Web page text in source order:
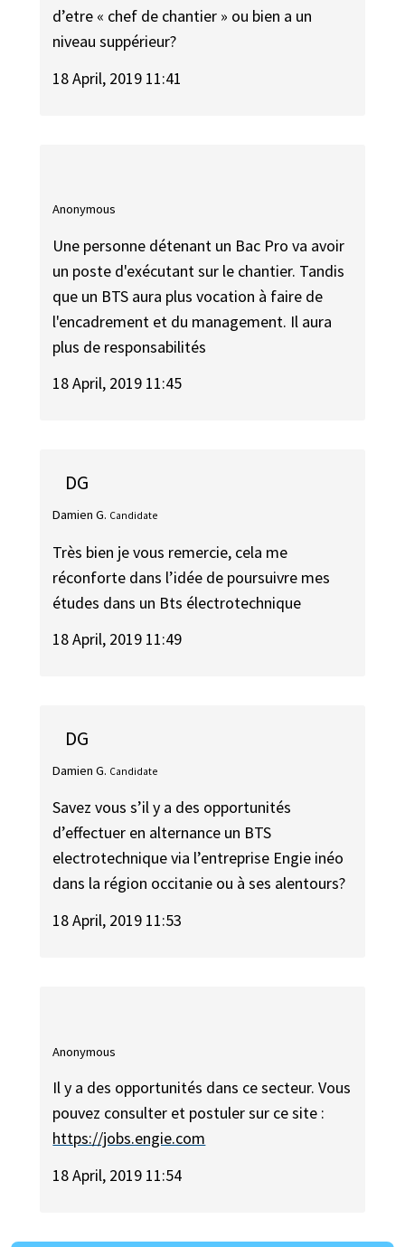
d’etre « chef de chantier » ou bien a un
niveau suppérieur?
18 April, 2019 11:41
Anonymous
Une personne détenant un Bac Pro va avoir
un poste d'exécutant sur le chantier. Tandis
que un BTS aura plus vocation à faire de
l'encadrement et du management. Il aura
plus de responsabilités
18 April, 2019 11:45
DG
Damien G. Candidate
Très bien je vous remercie, cela me
réconforte dans l’idée de poursuivre mes
études dans un Bts électrotechnique
18 April, 2019 11:49
DG
Damien G. Candidate
Savez vous s’il y a des opportunités
d’effectuer en alternance un BTS
electrotechnique via l’entreprise Engie inéo
dans la région occitanie ou à ses alentours?
18 April, 2019 11:53
Anonymous
Il y a des opportunités dans ce secteur. Vous
pouvez consulter et postuler sur ce site :
https://jobs.engie.com
18 April, 2019 11:54